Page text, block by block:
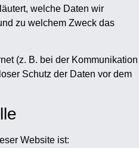
welche Daten wir
zu welchem Zweck das
(z. B. bei der Kommunikation
Schutz der Daten vor dem
Website ist: